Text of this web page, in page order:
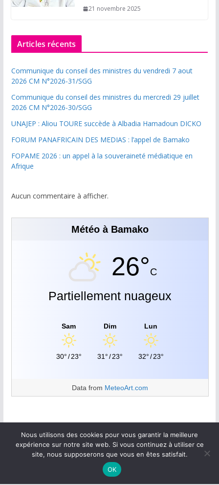
21 novembre 2025
Articles récents
Communique du conseil des ministres du vendredi 7 aout
2026 CM N°2026-31/SGG
Communique du conseil des ministres du mercredi 29 juillet
2026 CM N°2026-30/SGG
UNAJEP : Aliou TOURE succède à Albadia Hamadoun DICKO
FORUM PANAFRICAIN DES MEDIAS : l’appel de Bamako
FOPAME 2026 : un appel à la souveraineté médiatique en
Afrique
Aucun commentaire à afficher.
Météo à Bamako
26°C
Partiellement nuageux
Sam
30°/23°
Dim
31°/23°
Lun
32°/23°
Data from MeteoArt.com
Copyright © 2026 Walan plus .
Nous utilisons des cookies pour vous garantir la meilleure
expérience sur notre site web. Si vous continuez à utiliser ce
site, nous supposerons que vous en êtes satisfait.
OK